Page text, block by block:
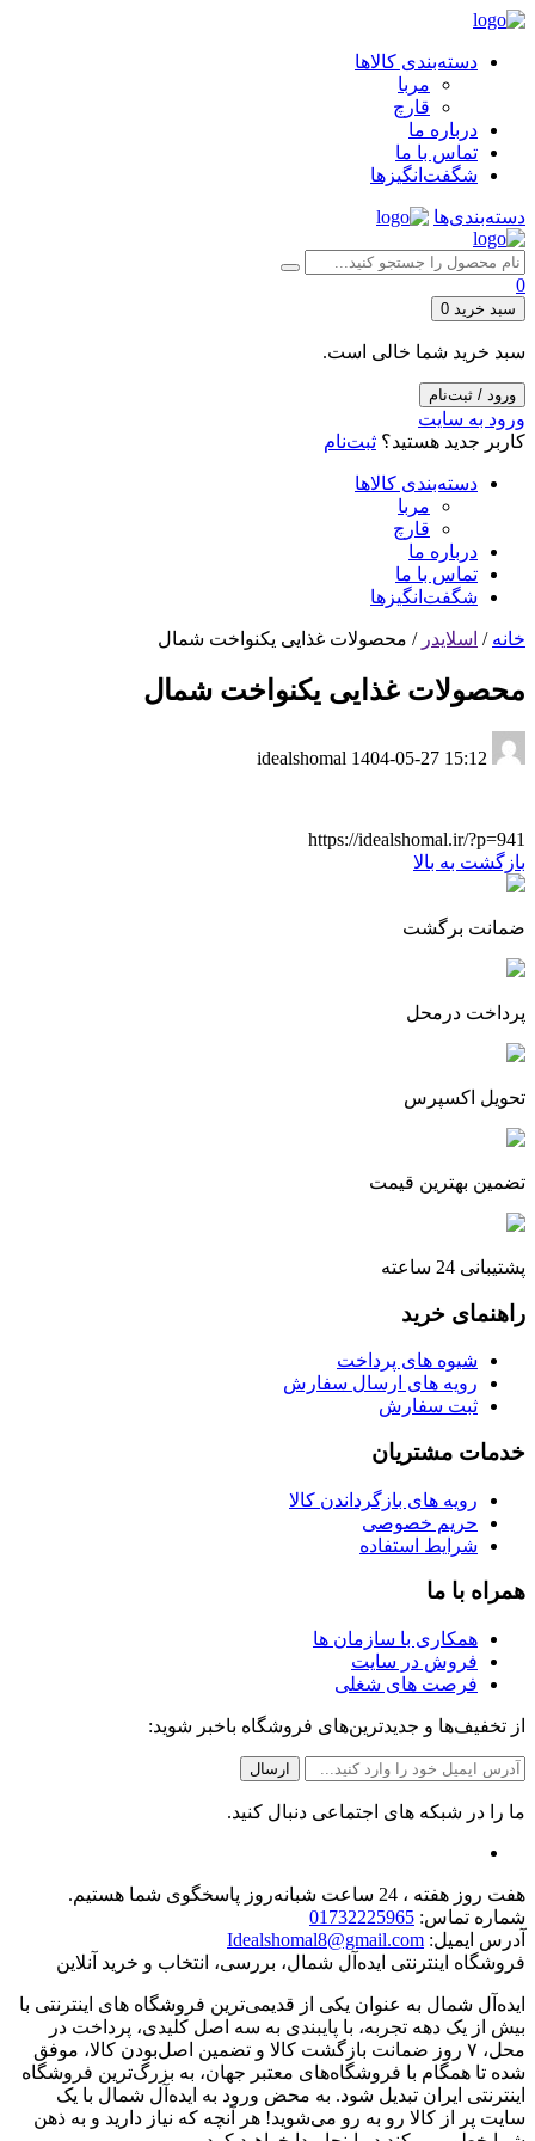
دسته‌بندی کالاها
مربا
قارچ
درباره ما
تماس با ما
شگفت‌انگیزها
دسته‌بندی‌ها
0
سبد خرید 0
سبد خرید شما خالی است.
ورود / ثبت‌نام
ورود به سایت
کاربر جدید هستید؟ ثبت‌نام
دسته‌بندی کالاها
مربا
قارچ
درباره ما
تماس با ما
شگفت‌انگیزها
خانه / اسلایدر / محصولات غذایی یکنواخت شمال
محصولات غذایی یکنواخت شمال
1404-05-27 15:12
https://idealshomal.ir/?p=941
بازگشت به بالا
ضمانت برگشت
پرداخت درمحل
تحویل اکسپرس
تضمین بهترین قیمت
پشتیبانی 24 ساعته
راهنمای خرید
شیوه های پرداخت
رویه های ارسال سفارش
ثبت سفارش
خدمات مشتریان
رویه های بازگرداندن کالا
حریم خصوصی
شرایط استفاده
همراه با ما
همکاری با سازمان ها
فروش در سایت
فرصت های شغلی
از تخفیف‌ها و جدیدترین‌های فروشگاه باخبر شوید:
ما را در شبکه های اجتماعی دنبال کنید.
هفت روز هفته ، 24 ساعت شبانه‌روز پاسخگوی شما هستیم.
شماره تماس: 01732225965
آدرس ایمیل: Idealshomal8@gmail.com
فروشگاه اینترنتی ایده‌آل شمال، بررسی، انتخاب و خرید آنلاین
ایده‌آل شمال به عنوان یکی از قدیمی‌ترین فروشگاه های اینترنتی با
بیش از یک دهه تجربه، با پایبندی به سه اصل کلیدی، پرداخت در
محل، ۷ روز ضمانت بازگشت کالا و تضمین اصل‌بودن کالا، موفق
شده تا همگام با فروشگاه‌های معتبر جهان، به بزرگ‌ترین فروشگاه
اینترنتی ایران تبدیل شود. به محض ورود به ایده‌آل شمال با یک
سایت پر از کالا رو به رو می‌شوید! هر آنچه که نیاز دارید و به ذهن